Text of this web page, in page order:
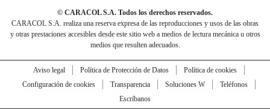
© CARACOL S.A. Todos los derechos reservados.
CARACOL S.A. realiza una reserva expresa de las reproducciones y usos de las obras
y otras prestaciones accesibles desde este sitio web a medios de lectura mecánica u otros
medios que resulten adecuados.
Aviso legal Política de Protección de Datos
Política de cookies
Configuración de cookies
Transparencia Soluciones W
Teléfonos
Escríbanos